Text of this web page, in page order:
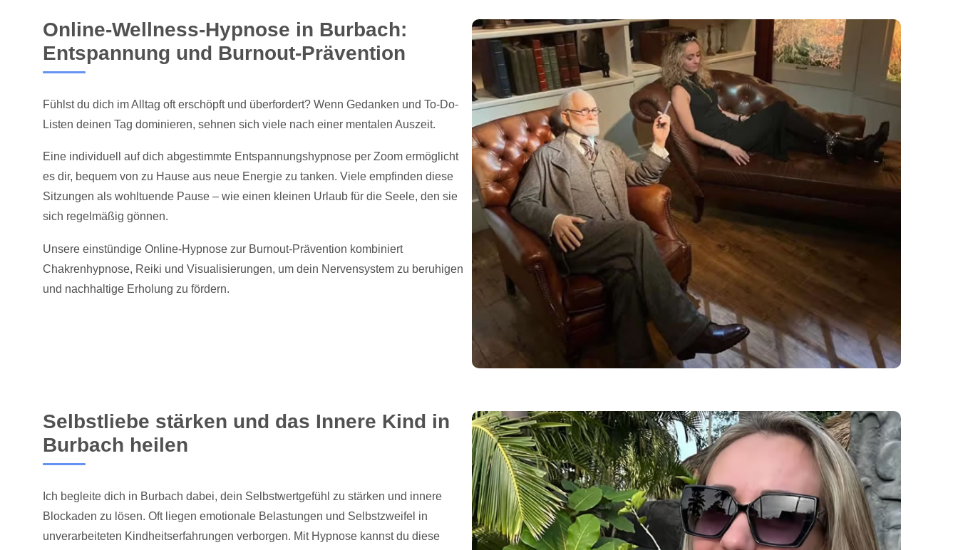
Online-Wellness-Hypnose in Burbach:
Entspannung und Burnout-Prävention
Fühlst du dich im Alltag oft erschöpft und überfordert? Wenn Gedanken und To-Do-
Listen deinen Tag dominieren, sehnen sich viele nach einer mentalen Auszeit.
Eine individuell auf dich abgestimmte Entspannungshypnose per Zoom ermöglicht
es dir, bequem von zu Hause aus neue Energie zu tanken. Viele empfinden diese
Sitzungen als wohltuende Pause – wie einen kleinen Urlaub für die Seele, den sie
sich regelmäßig gönnen.
Unsere einstündige Online-Hypnose zur Burnout-Prävention kombiniert
Chakrenhypnose, Reiki und Visualisierungen, um dein Nervensystem zu beruhigen
und nachhaltige Erholung zu fördern.
Selbstliebe stärken und das Innere Kind in
Burbach heilen
Ich begleite dich in Burbach dabei, dein Selbstwertgefühl zu stärken und innere
Blockaden zu lösen. Oft liegen emotionale Belastungen und Selbstzweifel in
unverarbeiteten Kindheitserfahrungen verborgen. Mit Hypnose kannst du diese